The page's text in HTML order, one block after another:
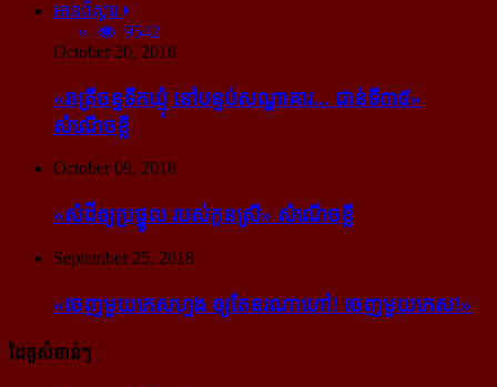
អានពិស្ដារ
9542
October 20, 2018
«រាត្រីចន្ទទឹកឃ្មុំ នៅបន្ទប់សណ្ឋាគារ... ជាន់ទី៣៥»
សំណើចខ្លី
October 09, 2018
«សំដី​ឲ្យ​ប្រផ្នូល របស់​កូនស្រី» សំណើចខ្លី
September 25, 2018
«ចេញ​មួយ​កេស​ហ្មង ឲ្យ​តែ​នរណា​ហៅ! ចេញ​មួយ​កេស!»
ដៃគូសំខាន់ៗ